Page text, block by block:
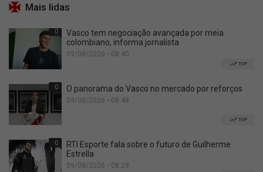
Mais lidas
0
Vasco tem negociação avançada por meia
colombiano, informa jornalista
09/08/2026 • 08:40
TOP
0 O panorama do Vasco no mercado por reforços
09/08/2026 • 08:48
TOP
0
RTI Esporte fala sobre o futuro de Guilherme
Estrella
09/08/2026 • 08:29